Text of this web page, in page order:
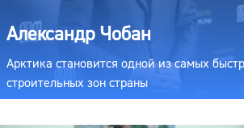
Александр Чобан
Арктика становится одной из самых
строительных зон страны